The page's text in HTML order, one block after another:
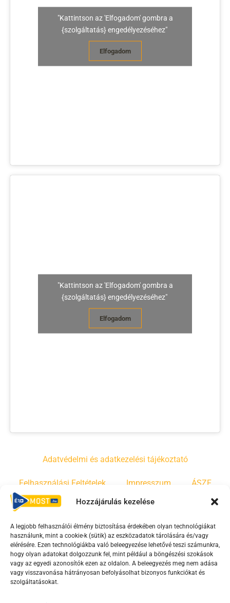
Hozzájárulás kezelése
A legjobb felhasználói élmény biztosítása érdekében olyan technológiákat
használunk, mint a cookie-k (sütik) az eszközadatok tárolására és/vagy
elérésére. Ezen technológiákba való beleegyezése lehetővé teszi számunkra,
hogy olyan adatokat dolgozzunk fel, mint például a böngészési szokások
vagy az egyedi azonosítók ezen az oldalon. A beleegyezés meg nem adása
vagy visszavonása hátrányosan befolyásolhat bizonyos funkciókat és
szolgáltatásokat.
"Kattintson az 'Elfogadom' gombra a
{szolgáltatás} engedélyezéséhez"
Elfogadom
"Kattintson az 'Elfogadom' gombra a
{szolgáltatás} engedélyezéséhez"
Elfogadom
Adatvédelmi és adatkezelési tájékoztató
Felhasználási Feltételek Impresszum ÁSZF
Irányelvek Moderálási szabályzat
F
a
c
e
Y
o
u
t
T
i
k